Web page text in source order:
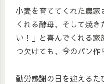
小麦を育ててくれた農家
くれる酵母、そして焼
い！」と喜んでくれる
つ欠けても、今のパン作
勤労感謝の日を迎えるた